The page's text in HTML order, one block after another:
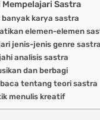
Mempelajari Sastra
banyak karya sastra
elemen-elemen
jenis-jenis genre sastra
analisis sastra
dan berbagi
tentang teori sastra
menulis kreatif